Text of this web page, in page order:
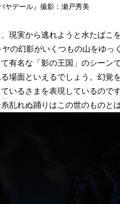
ヤデール』撮影：瀬戸秀美
現実から逃れようと水たばこ
の幻影がいくつもの山をゆっ
有名な「影の王国」のシーン
場面といえるでしょう。幻覚
いるさまを表現しているので
乱れぬ踊りはこの世のものと